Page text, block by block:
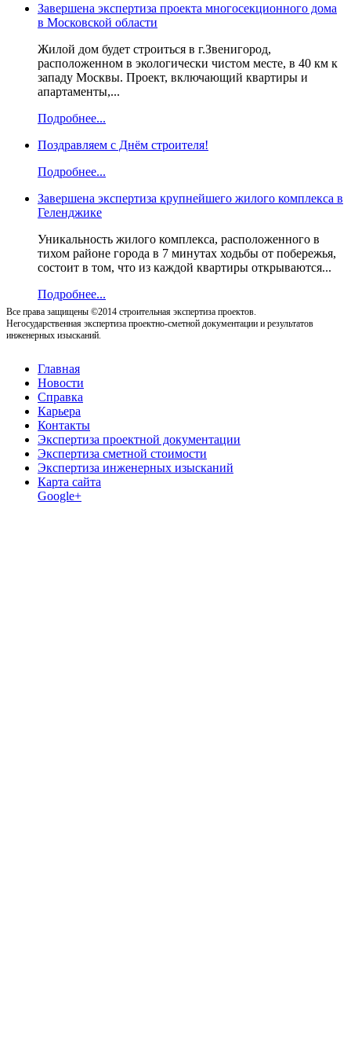
Завершена экспертиза проекта многосекционного дома
в Московской области
Жилой дом будет строиться в г.Звенигород,
расположенном в экологически чистом месте, в 40 км к
западу Москвы. Проект, включающий квартиры и
апартаменты,...
Подробнее...
Поздравляем с Днём строителя!
Подробнее...
Завершена экспертиза крупнейшего жилого комплекса в
Геленджике
Уникальность жилого комплекса, расположенного в
тихом районе города в 7 минутах ходьбы от побережья,
состоит в том, что из каждой квартиры открываются...
Подробнее...
Все права защищены ©2014 строительная экспертиза проектов.
Негосударственная экспертиза проектно-сметной документации и результатов
инженерных изысканий.
Главная
Новости
Справка
Карьера
Контакты
Экспертиза проектной документации
Экспертиза сметной стоимости
Экспертиза инженерных изысканий
Карта сайта
Google+